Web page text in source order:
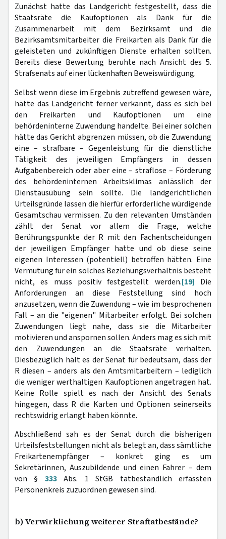
Zunächst hatte das Landgericht festgestellt, dass die
Staatsräte die Kaufoptionen als Dank für die
Zusammenarbeit mit dem Bezirksamt und die
Bezirksamtsmitarbeiter die Freikarten als Dank für die
geleisteten und zukünftigen Dienste erhalten sollten.
Bereits diese Bewertung beruhte nach Ansicht des 5.
Strafsenats auf einer lückenhaften Beweiswürdigung.
Selbst wenn diese im Ergebnis zutreffend gewesen wäre,
hätte das Landgericht ferner verkannt, dass es sich bei
den Freikarten und Kaufoptionen um eine
behördeninterne Zuwendung handelte. Bei einer solchen
hätte das Gericht abgrenzen müssen, ob die Zuwendung
eine – strafbare – Gegenleistung für die dienstliche
Tätigkeit des jeweiligen Empfängers in dessen
Aufgabenbereich oder aber eine – straflose – Förderung
des behördeninternen Arbeitsklimas anlässlich der
Dienstausübung sein sollte. Die landgerichtlichen
Urteilsgründe lassen die hierfür erforderliche würdigende
Gesamtschau vermissen. Zu den relevanten Umständen
zählt der Senat vor allem die Frage, welche
Berührungspunkte der R mit den Fachentscheidungen
der jeweiligen Empfänger hatte und ob diese seine
eigenen Interessen (potentiell) betroffen hätten. Eine
Vermutung für ein solches Beziehungsverhältnis besteht
nicht, es muss positiv festgestellt werden.[19] Die
Anforderungen an diese Feststellung sind hoch
anzusetzen, wenn die Zuwendung – wie im besprochenen
Fall – an die "eigenen" Mitarbeiter erfolgt. Bei solchen
Zuwendungen liegt nahe, dass sie die Mitarbeiter
motivieren und anspornen sollen. Anders mag es sich mit
den Zuwendungen an die Staatsräte verhalten.
Diesbezüglich hält es der Senat für bedeutsam, dass der
R diesen – anders als den Amtsmitarbeitern – lediglich
die weniger werthaltigen Kaufoptionen angetragen hat.
Keine Rolle spielt es nach der Ansicht des Senats
hingegen, dass R die Karten und Optionen seinerseits
rechtswidrig erlangt haben könnte.
Abschließend sah es der Senat durch die bisherigen
Urteilsfeststellungen nicht als belegt an, dass sämtliche
Freikartenempfänger – konkret ging es um
Sekretärinnen, Auszubildende und einen Fahrer – dem
von § 333Abs. 1 StGB tatbestandlich erfassten
Personenkreis zuzuordnen gewesen sind.
b) Verwirklichung weiterer Straftatbestände?